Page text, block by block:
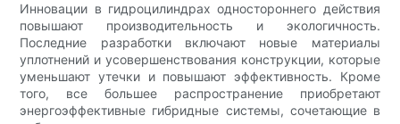
Инновации в гидроцилиндрах одностороннего действия
повышают производительность и экологичность.
Последние разработки включают новые материалы
уплотнений и усовершенствования конструкции, которые
уменьшают утечки и повышают эффективность. Кроме
того, все большее распространение приобретают
энергоэффективные гибридные системы, сочетающие в